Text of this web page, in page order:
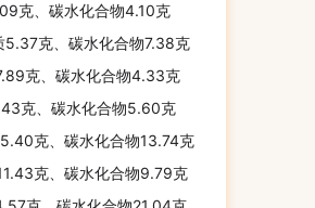
克、碳水化合物4.10克
克、碳水化合物7.38克
克、碳水化合物4.33克
克、碳水化合物5.60克
克、碳水化合物13.74克
克、碳水化合物9.79克